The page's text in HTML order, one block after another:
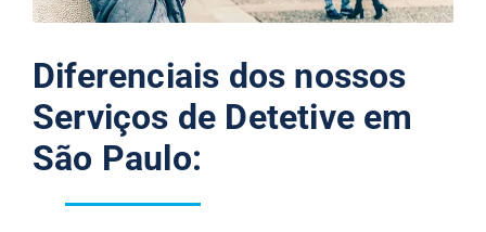
Diferenciais dos nossos
Serviços de Detetive em
São Paulo: